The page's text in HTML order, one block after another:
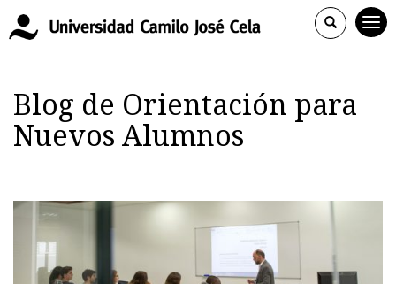
Blog de Orientación para
Nuevos Alumnos